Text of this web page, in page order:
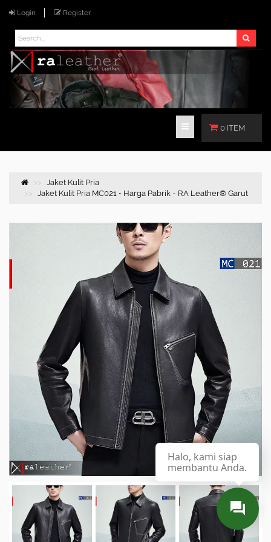
Login Register
0 ITEM
Jaket Kulit Pria
Jaket Kulit Pria MC021 • Harga Pabrik - RA Leather® Garut
Halo, kami siap
membantu Anda.